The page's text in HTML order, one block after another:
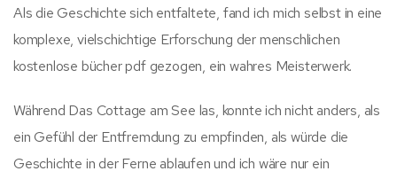
Als die Geschichte sich entfaltete, fand ich mich selbst in eine
komplexe, vielschichtige Erforschung der menschlichen
kostenlose bücher pdf gezogen, ein wahres Meisterwerk.
Während Das Cottage am See las, konnte ich nicht anders, als
ein Gefühl der Entfremdung zu empfinden, als würde die
Geschichte in der Ferne ablaufen und ich wäre nur ein